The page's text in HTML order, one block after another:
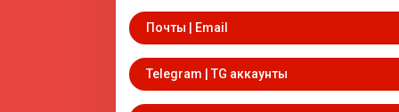
Почты | Email
Telegram | TG аккаунты